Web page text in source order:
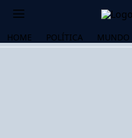
HOME POLÍTICA MUNDO